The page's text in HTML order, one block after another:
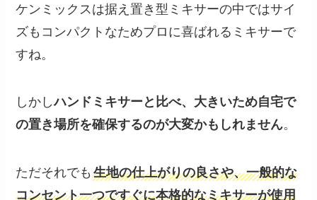
ケンミックスは据え置き型ミキサーの中ではサイ
ズもコンパクトなためプロに喜ばれるミキサーで
すね。
しかしハンドミキサーと比べ、大きいため自宅で
の置き場所を確保するのが大変かもしれません。
ただそれでも生地の仕上がりの良さや、一般的な
コンセント一つですぐに本格的なミキサーが使用